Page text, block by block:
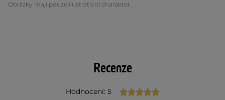
Obrázky mají pouze ilustrativní charakter.
Recenze
Hodnocení: 5